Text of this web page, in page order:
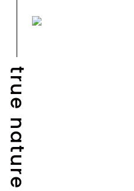
true nature